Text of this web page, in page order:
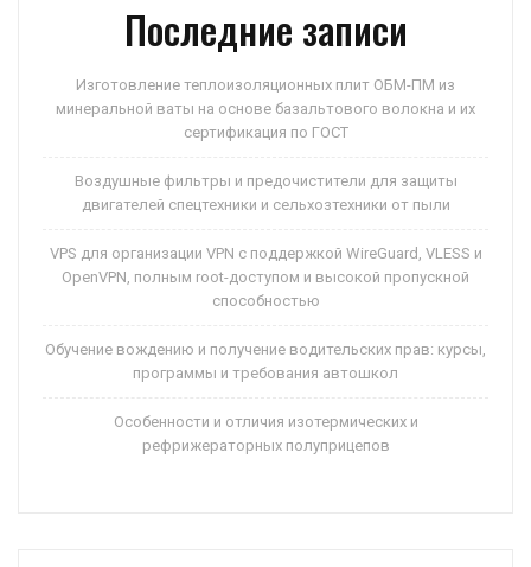
Последние записи
Изготовление теплоизоляционных плит ОБМ-ПМ из
минеральной ваты на основе базальтового волокна и их
сертификация по ГОСТ
Воздушные фильтры и предочистители для защиты
двигателей спецтехники и сельхозтехники от пыли
VPS для организации VPN с поддержкой WireGuard, VLESS и
OpenVPN, полным root-доступом и высокой пропускной
способностью
Обучение вождению и получение водительских прав: курсы,
программы и требования автошкол
Особенности и отличия изотермических и
рефрижераторных полуприцепов